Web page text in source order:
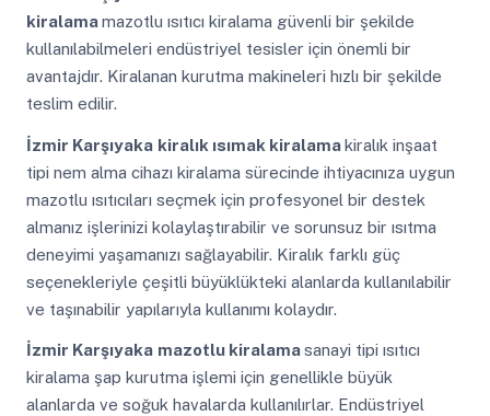
kiralamamazotlu ısıtıcı kiralama güvenli bir şekilde
kullanılabilmeleri endüstriyel tesisler için önemli bir
avantajdır. Kiralanan kurutma makineleri hızlı bir şekilde
teslim edilir.
İzmir Karşıyaka kiralık ısımak kiralamakiralık inşaat
tipi nem alma cihazı kiralama sürecinde ihtiyacınıza uygun
mazotlu ısıtıcıları seçmek için profesyonel bir destek
almanız işlerinizi kolaylaştırabilir ve sorunsuz bir ısıtma
deneyimi yaşamanızı sağlayabilir. Kiralık farklı güç
seçenekleriyle çeşitli büyüklükteki alanlarda kullanılabilir
ve taşınabilir yapılarıyla kullanımı kolaydır.
İzmir Karşıyaka mazotlu kiralamasanayi tipi ısıtıcı
kiralama şap kurutma işlemi için genellikle büyük
alanlarda ve soğuk havalarda kullanılırlar. Endüstriyel